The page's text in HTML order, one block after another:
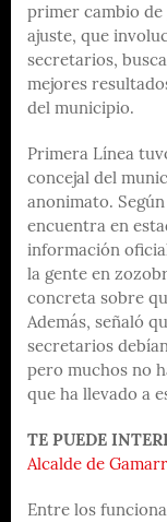
primer cambio de
ajuste, que
secretarios,
mejores
del municipio.
Primera Línea
concejal del
anonimato.
encuentra en
información
la gente en
concreta sobre
Además, señaló
secretarios
pero muchos no
que ha llevado a
TE PUEDE
Alcalde de
Entre los